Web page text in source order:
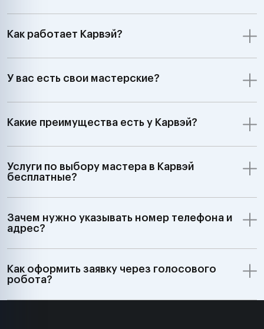
Как работает Карвэй?
У вас есть свои мастерские?
Какие преимущества есть у Карвэй?
Услуги по выбору мастера в Карвэй
бесплатные?
Зачем нужно указывать номер телефона и
адрес?
Как оформить заявку через голосового
робота?